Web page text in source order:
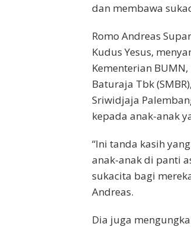
dan membawa
Romo Andreas
Kudus Yesus,
Kementerian BUMN,
Baturaja Tbk
Sriwidjaja
kepada anak-anak
“Ini tanda kasih
anak-anak di panti
sukacita bagi
Andreas.
Dia juga